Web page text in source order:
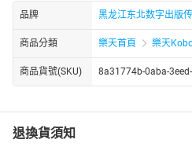
品牌 黑龙江东北数字出版
商品分類 樂天首頁 樂天
商品貨號(SKU) 8a31774b-0aba-
退換貨須知